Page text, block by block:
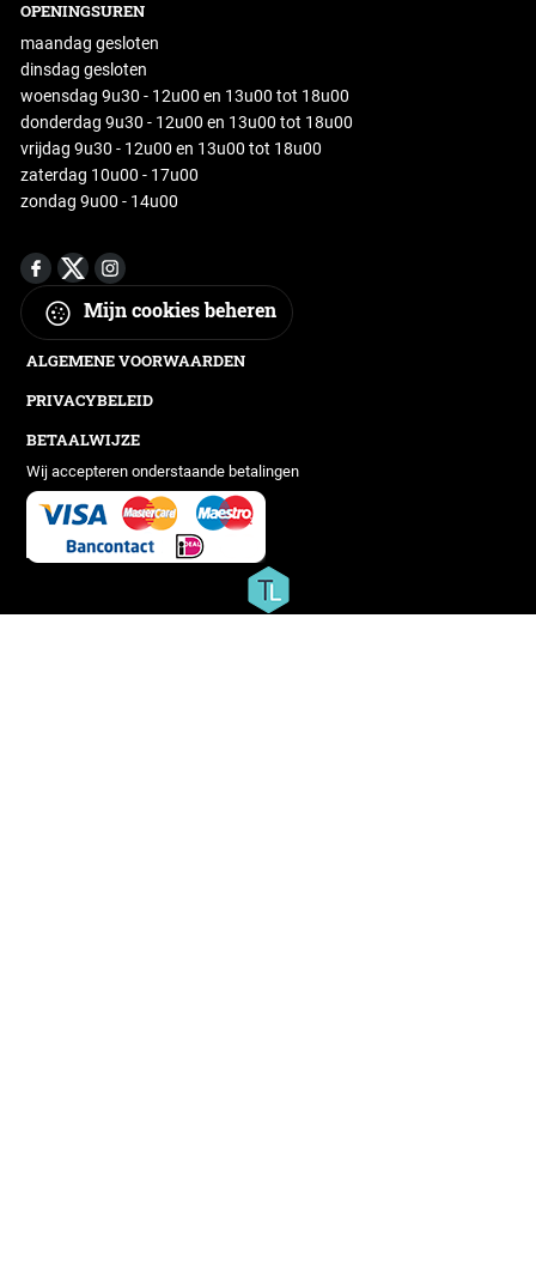
OPENINGSUREN
maandag gesloten
dinsdag gesloten
woensdag 9u30 - 12u00 en 13u00 tot 18u00
donderdag 9u30 - 12u00 en 13u00 tot 18u00
vrijdag 9u30 - 12u00 en 13u00 tot 18u00
zaterdag 10u00 - 17u00
zondag 9u00 - 14u00
Mijn cookies beheren
ALGEMENE VOORWAARDEN
PRIVACYBELEID
BETAALWIJZE
Wij accepteren onderstaande betalingen